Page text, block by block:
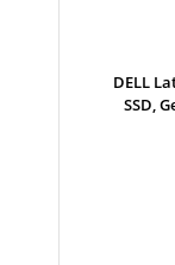
DELL
SSD,